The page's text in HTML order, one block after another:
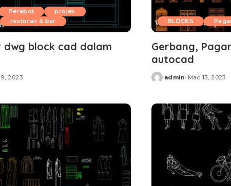
Perabot
projek
restoran & bar
dwg block cad dalam
2023
BLOCKS
Gerbang,
autocad
Posted
admin Mac 13, 2023